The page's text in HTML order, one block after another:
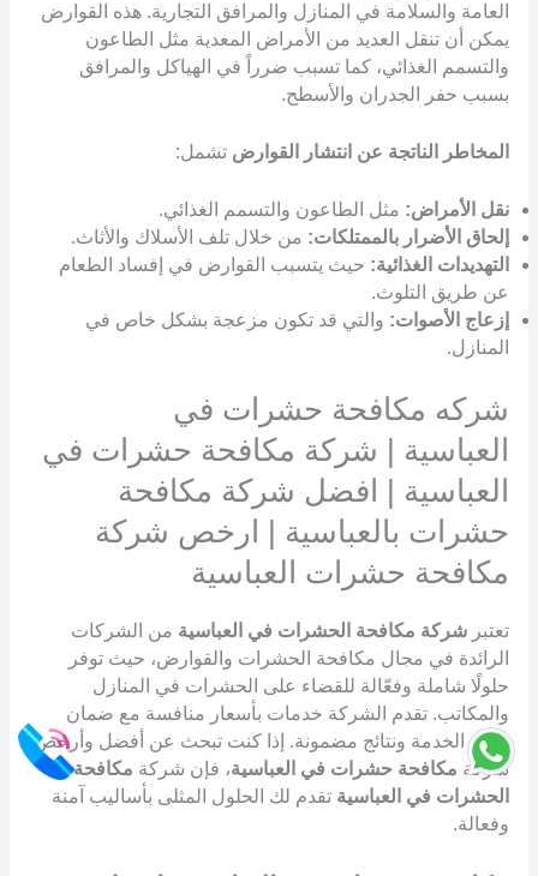
العامة والسلامة في المنازل والمرافق التجارية. هذه القوارض
يمكن أن تنقل العديد من الأمراض المعدية مثل الطاعون
والتسمم الغذائي، كما تسبب ضرراً في الهياكل والمرافق
بسبب حفر الجدران والأسطح.
المخاطر الناتجة عن انتشار القوارض تشمل:
نقل الأمراض: مثل الطاعون والتسمم الغذائي.
إلحاق الأضرار بالممتلكات: من خلال تلف الأسلاك والأثاث.
التهديدات الغذائية: حيث يتسبب القوارض في إفساد الطعام
عن طريق التلوث.
إزعاج الأصوات: والتي قد تكون مزعجة بشكل خاص في
المنازل.
شركه مكافحة حشرات في
العباسية | شركة مكافحة حشرات في
العباسية | افضل شركة مكافحة
حشرات بالعباسية | ارخص شركة
مكافحة حشرات العباسية
تعتبر شركة مكافحة الحشرات في العباسية من الشركات
الرائدة في مجال مكافحة الحشرات والقوارض، حيث توفر
حلولًا شاملة وفعّالة للقضاء على الحشرات في المنازل
والمكاتب. تقدم الشركة خدمات بأسعار منافسة مع ضمان
جودة الخدمة ونتائج مضمونة. إذا كنت تبحث عن أفضل وأرخص
شركة مكافحة حشرات في العباسية، فإن شركة مكافحة
الحشرات في العباسية تقدم لك الحلول المثلى بأساليب آمنة
وفعالة.